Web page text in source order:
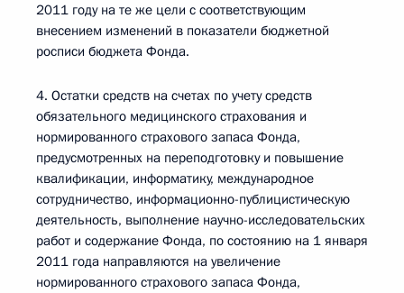
2011 году на те же цели с соответствующим
внесением изменений в показатели бюджетной
росписи бюджета Фонда.
4. Остатки средств на счетах по учету средств
обязательного медицинского страхования и
нормированного страхового запаса Фонда,
предусмотренных на переподготовку и повышение
квалификации, информатику, международное
сотрудничество, информационно-публицистическую
деятельность, выполнение научно-исследовательских
работ и содержание Фонда, по состоянию на 1 января
2011 года направляются на увеличение
нормированного страхового запаса Фонда,